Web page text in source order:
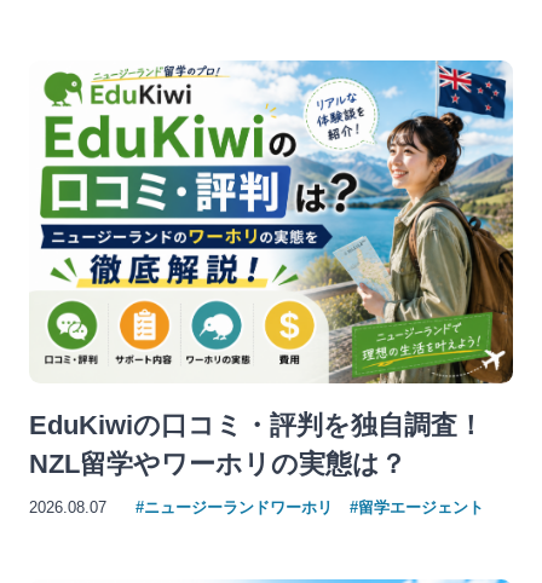
EduKiwiの口コミ・評判を独自調査！
NZL留学やワーホリの実態は？
2026.08.07 #ニュージーランドワーホリ #留学エージェント